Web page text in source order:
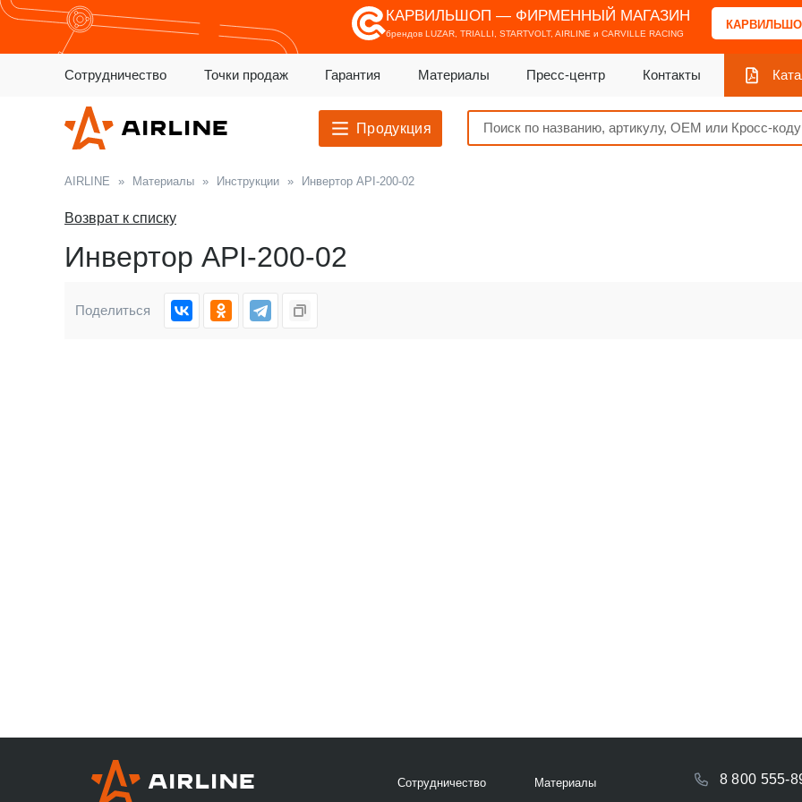
КАРВИЛЬШОП — ФИРМЕННЫЙ МАГАЗИН
брендов LUZAR, TRIALLI, STARTVOLT, AIRLINE и CARVILLE RACING
Сотрудничество Точки продаж Гарантия Материалы Пресс-центр Контакты
Продукция
AIRLINE » Материалы » Инструкции » Инвертор API-200-02
Возврат к списку
Инвертор API-200-02
Поделиться
Сотрудничество Материалы 8 800 555-